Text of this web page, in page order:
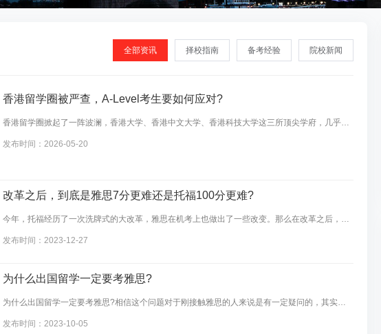
全部资讯 择校指南 备考经验 院校新闻
香港留学圈被严查，A-Level考生要如何应对?
香港留学圈掀起了一阵波澜，香港大学、香港中文大学、香港科技大学这三所顶尖学府，几乎在
同一时间向众多A-Level申请者发出了高中学历核查邮件。
发布时间：2026-05-20
改革之后，到底是雅思7分更难还是托福100分更难?
今年，托福经历了一次洗牌式的大改革，雅思在机考上也做出了一些改变。那么在改革之后，到
底是雅思7分更难还是托福100分更难?下面一起来和小编看看吧!
发布时间：2023-12-27
为什么出国留学一定要考雅思?
为什么出国留学一定要考雅思?相信这个问题对于刚接触雅思的人来说是有一定疑问的，其实要
不要考雅思取决于你要去的地方是哪里，接下来就让靠谱留学网小编带你一起来了解一下这其中
发布时间：2023-10-05